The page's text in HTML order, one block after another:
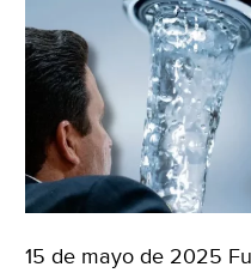
15 de mayo de 2025